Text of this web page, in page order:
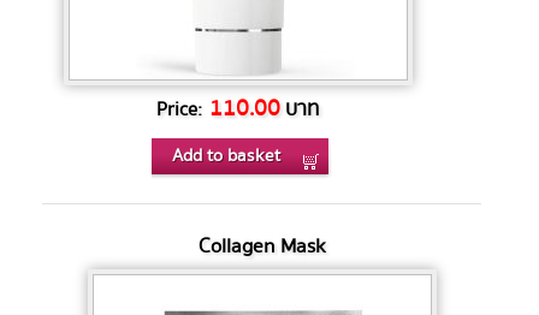
Price: 110.00บาท
Add to basket
Collagen Mask